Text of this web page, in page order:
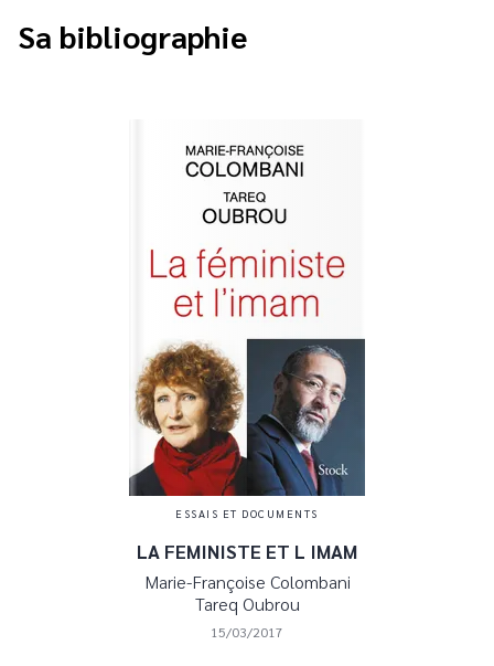
Sa bibliographie
ESSAIS ET DOCUMENTS
LA FEMINISTE ET L IMAM
Marie-Françoise Colombani
Tareq Oubrou
15/03/2017